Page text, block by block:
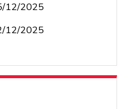
12/2025
12/2025